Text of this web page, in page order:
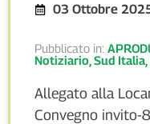
03 Ottobre
Pubblicato in:
Notiziario, Sud Italia,
Allegato alla
Convegno invito-8